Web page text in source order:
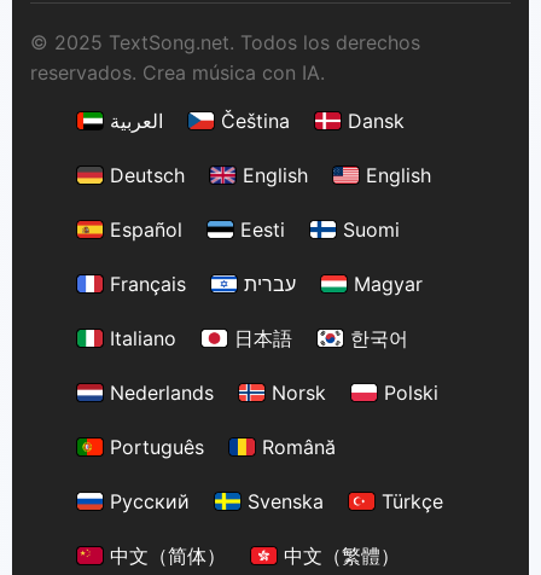
© 2025 TextSong.net. Todos los derechos
reservados. Crea música con IA.
العربية
Čeština Dansk
Deutsch English English
Español Eesti Suomi
Français עברית Magyar
Italiano 日本語 한국어
Nederlands Norsk Polski
Português Română
Русский Svenska Türkçe
中文（简体） 中文（繁體）